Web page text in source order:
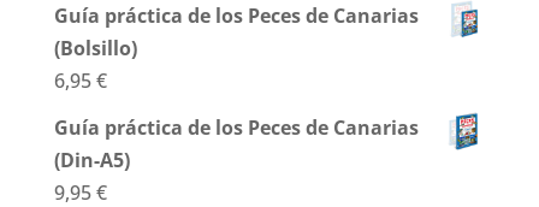
Guía práctica de los Peces de Canarias
(Bolsillo)
6,95€
Guía práctica de los Peces de Canarias
(Din-A5)
9,95€